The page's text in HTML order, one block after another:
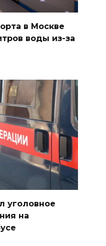
в Москве
воды из-за
уголовное
на